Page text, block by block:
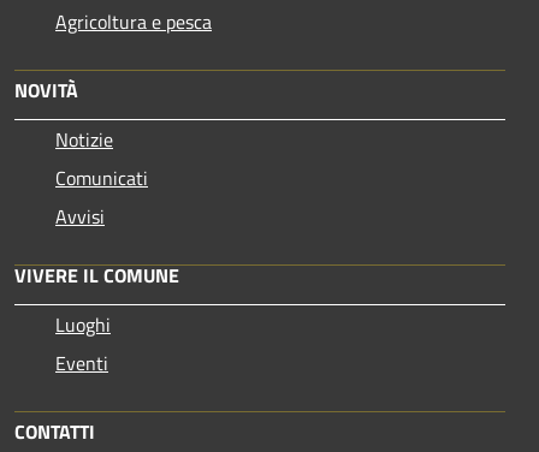
Agricoltura e pesca
NOVITÀ
Notizie
Comunicati
Avvisi
VIVERE IL COMUNE
Luoghi
Eventi
CONTATTI